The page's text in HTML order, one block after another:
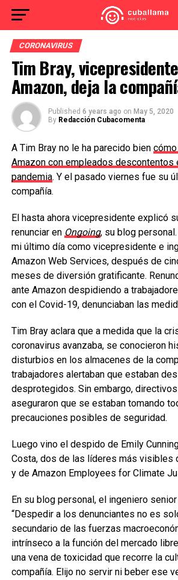
CORONAVIRUS
Tim Bray,
Amazon, deja la
Published 6 years ago on May 5, 2020
By Redacción Cubacomenta
A Tim Bray no le ha parecido bien
Amazon con empleados descontentos
pandemia. Y el pasado viernes fue su
compañía.
El hasta ahora vicepresidente explicó
renunciar en Ongoing, su blog
mi último día como vicepresidente e
Amazon Web Services, después de
meses de diversión gratificante.
ante Amazon despidiendo a
con el Covid-19, denunciaban las
Tim Bray aclara que a medida que la
coronavirus avanzaba, se conocieron
disturbios en los almacenes de la
trabajadores alertaban que estaban
desprotegidos. Sin embargo,
aseguraron que se estaban tomando
precauciones posibles de seguridad.
Luego vino el despido de Emily
Costa, dos de las líderes más visibles
y de Amazon Employees for Climate
En su blog personal, el ingeniero
“Despedir a los denunciantes no es
secundario de las fuerzas
intrínseco a la función del mercado
una vena de toxicidad que recorre la
compañía. Elijo no servir ni beber ese